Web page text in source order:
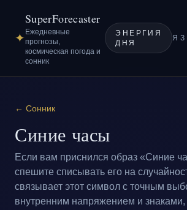
✦
SuperForecaster
Ежедневные
прогнозы,
космическая погода и
сонник
ЭНЕРГИЯ
ДНЯ
← Сонник
Синие часы
Если вам приснился образ «Синие
спешите списывать его на
связывает этот символ с точным
внутренним напряжением и знаками,